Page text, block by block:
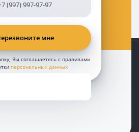
Вы соглашаетесь с правилами
персональных данных